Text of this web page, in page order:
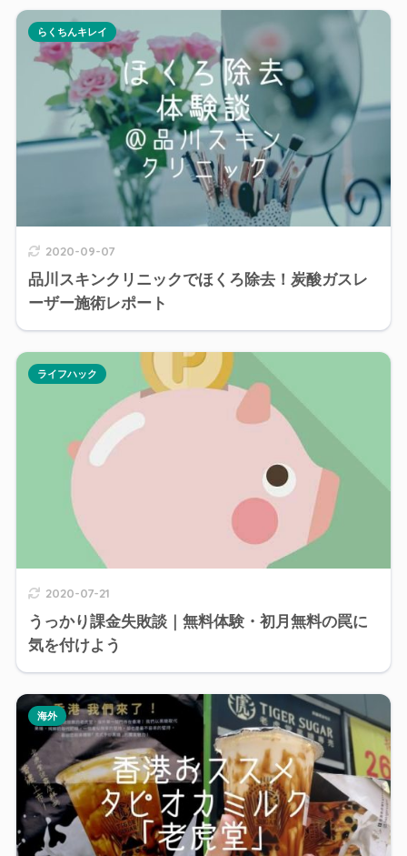
2020-09-07
品川スキンクリニックでほくろ除去！炭酸ガスレ
ーザー施術レポート
らくちんキレイ
2020-07-21
うっかり課金失敗談｜無料体験・初月無料の罠に
気を付けよう
ライフハック
海外